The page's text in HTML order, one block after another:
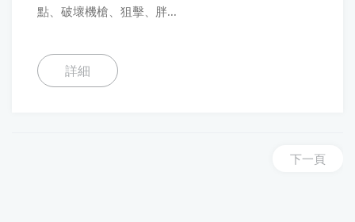
點、破壞機槍、狙擊、胖...
詳細
下一頁